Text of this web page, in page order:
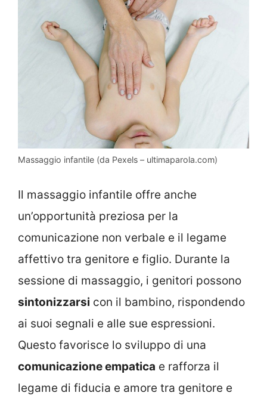
Massaggio infantile (da Pexels – ultimaparola.com)
Il massaggio infantile offre anche
un’opportunità preziosa per la
comunicazione non verbale e il legame
affettivo tra genitore e figlio. Durante la
sessione di massaggio, i genitori possono
sintonizzarsi con il bambino, rispondendo
ai suoi segnali e alle sue espressioni.
Questo favorisce lo sviluppo di una
comunicazione empatica e rafforza il
legame di fiducia e amore tra genitore e